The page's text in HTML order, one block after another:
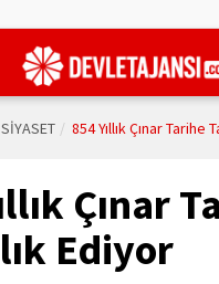
SİYASET 854 Yıllık Çınar Tarihe
Çınar
Ediyor